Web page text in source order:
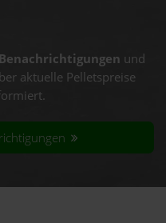
und
aktuelle Pelletspreise